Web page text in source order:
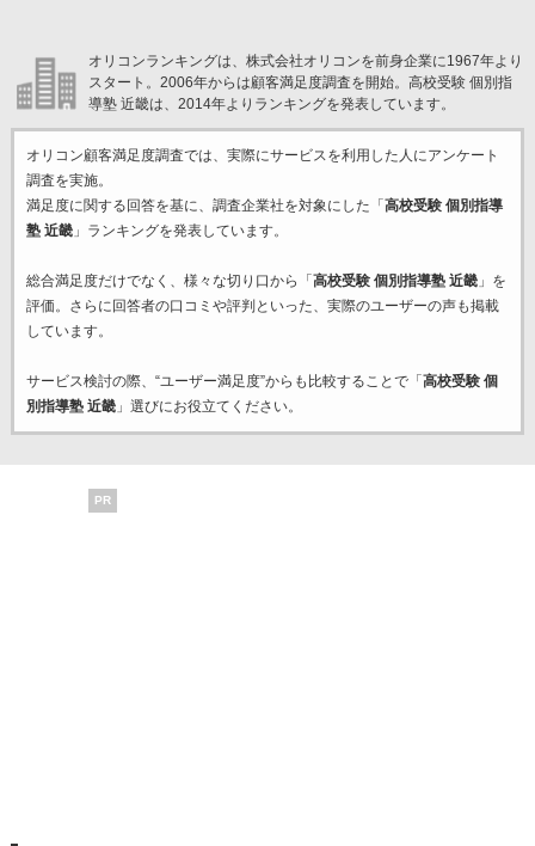
オリコンランキングは、株式会社オリコンを前身企業に1967年より
スタート。2006年からは顧客満足度調査を開始。高校受験 個別指
導塾 近畿は、2014年よりランキングを発表しています。
オリコン顧客満足度調査では、実際にサービスを利用した 人にアンケート
調査を実施。
満足度に関する回答を基に、調査企業社を対象にした「 高校受験 個別指導
塾 近畿」ランキングを発表しています。
総合満足度だけでなく、様々な切り口から「 高校受験 個別指導塾 近畿」を
評価。さらに回答者の口コミや評判といった、実際のユーザーの声も掲載
しています。
サービス検討の際、“ユーザー満足度”からも比較することで「 高校受験 個
別指導塾 近畿」選びにお役立てください。
PR